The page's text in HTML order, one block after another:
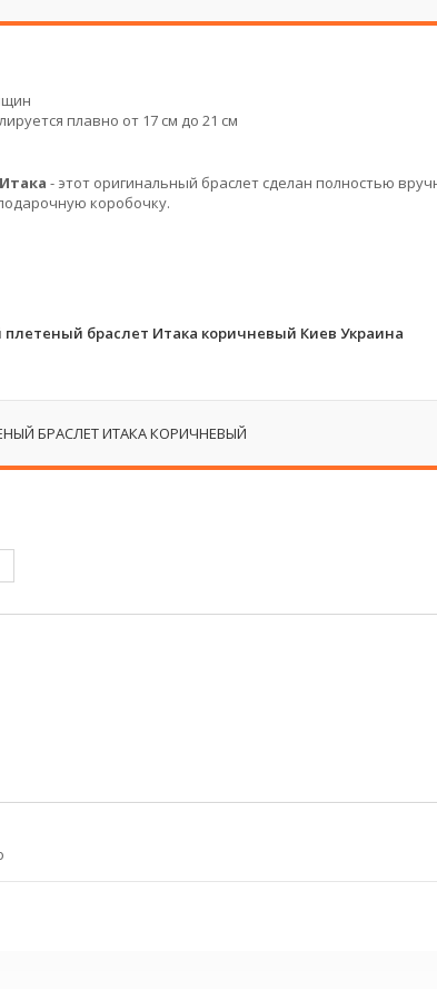
плавно от 17 см до 21 см
- этот оригинальный браслет сделан полностью
коробочку.
браслет Итака коричневый Киев Украина
БРАСЛЕТ ИТАКА КОРИЧНЕВЫЙ